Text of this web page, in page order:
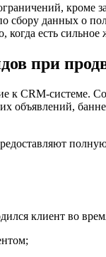
кроме
сбору данных о
когда есть
при
к CRM-системе.
объявлений,
клиент во